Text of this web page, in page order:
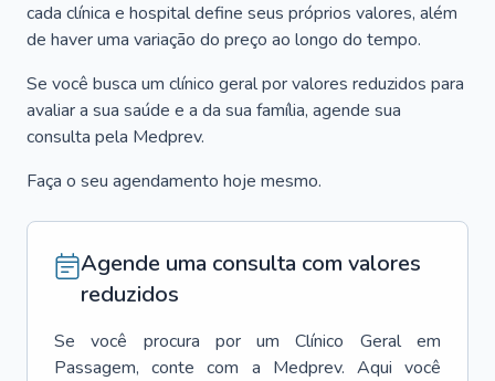
cada clínica e hospital define seus próprios valores, além
de haver uma variação do preço ao longo do tempo.
Se você busca um clínico geral por valores reduzidos para
avaliar a sua saúde e a da sua família, agende sua
consulta pela Medprev.
Faça o seu agendamento hoje mesmo.
Agende uma consulta com valores
reduzidos
Se você procura por um Clínico Geral
em
Passagem, conte com a Medprev. Aqui você